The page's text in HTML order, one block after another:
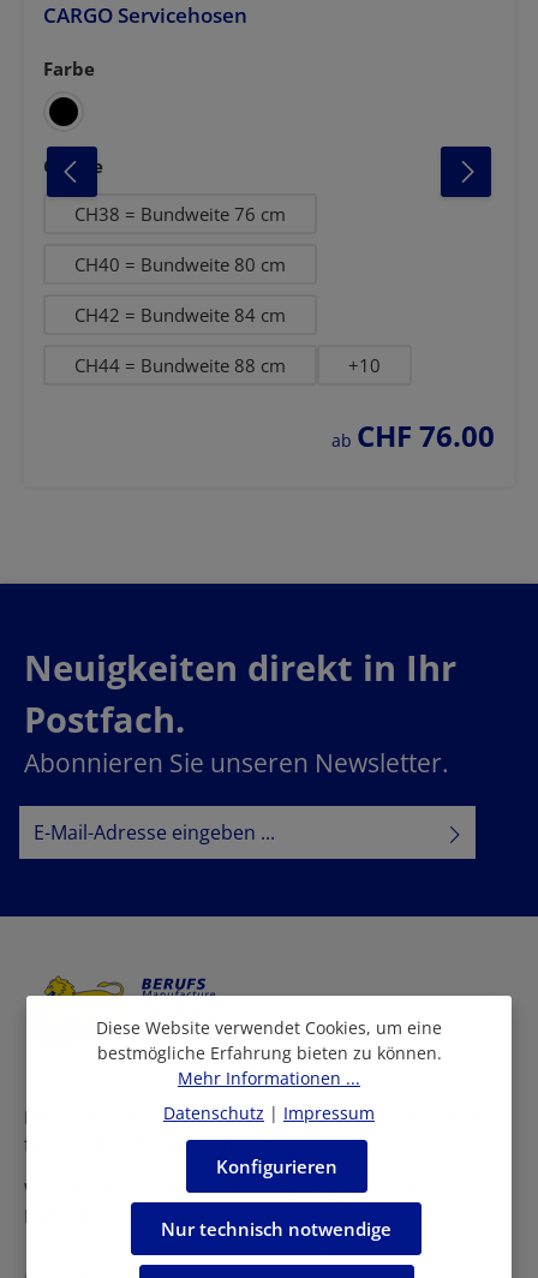
CARGO Servicehosen
Farbe
auswählen
Grösse
CH38 = Bundweite 76 cm
CH40 = Bundweite 80 cm
CH42 = Bundweite 84 cm
CH44 = Bundweite 88 cm +10
regulärer preis:
ab CHF 76.00
Neuigkeiten direkt in Ihr
Postfach.
Abonnieren Sie unseren Newsletter.
E-Mail-Adresse*
Ich habe dieDatenschutzbestimmungenzur Kenntnis
Bei uns finden Sie eine grosse Auswahl an Arbeitskleidern
für viele Berufe und Branchen.
Wir beraten Sie persönlich in allen Fragen rund um die
Einkleidung Ihrer Mitarbeiter.
Diese Website verwendet Cookies, um eine
bestmögliche Erfahrung bieten zu können.
Mehr Informationen ...
Datenschutz | Impressum
Nur technisch notwendige
Konfigurieren